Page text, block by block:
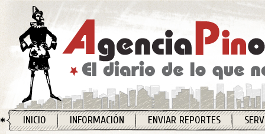
INICIO INFORMACIÓN ENVIAR REPORTES